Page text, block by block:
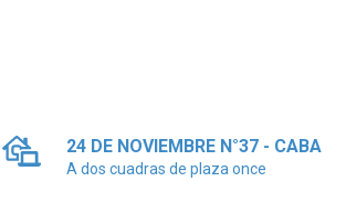
24 DE NOVIEMBRE N°37 - CABA
A dos cuadras de plaza once